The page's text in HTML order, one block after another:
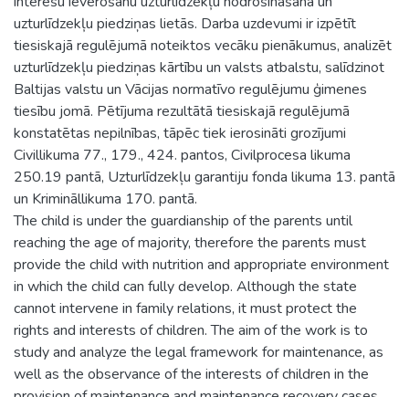
uzturlīdzekļu piedziņas lietās. Darba uzdevumi ir izpētīt
tiesiskajā regulējumā noteiktos vecāku pienākumus, analizēt
uzturlīdzekļu piedziņas kārtību un valsts atbalstu, salīdzinot
Baltijas valstu un Vācijas normatīvo regulējumu ģimenes
tiesību jomā. Pētījuma rezultātā tiesiskajā regulējumā
konstatētas nepilnības, tāpēc tiek ierosināti grozījumi
Civillikuma 77., 179., 424. pantos, Civilprocesa likuma
250.19 pantā, Uzturlīdzekļu garantiju fonda likuma 13. pantā
un Krimināllikuma 170. pantā.
The child is under the guardianship of the parents until
reaching the age of majority, therefore the parents must
provide the child with nutrition and appropriate environment
in which the child can fully develop. Although the state
cannot intervene in family relations, it must protect the
rights and interests of children. The aim of the work is to
study and analyze the legal framework for maintenance, as
well as the observance of the interests of children in the